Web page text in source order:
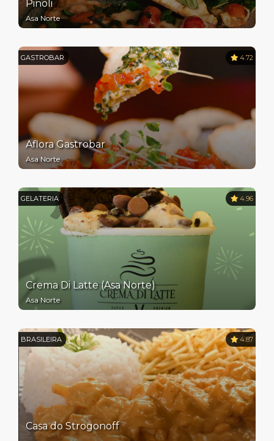
Pinoli
Asa Norte
GASTROBAR 4.72
Aflora Gastrobar
Asa Norte
GELATERIA 4.96
Crema Di Latte (Asa Norte)
Asa Norte
BRASILEIRA 4.87
Casa do Strogonoff